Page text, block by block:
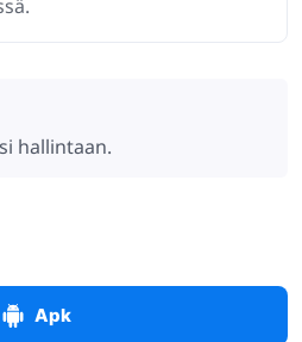
hallintaan.
Apk